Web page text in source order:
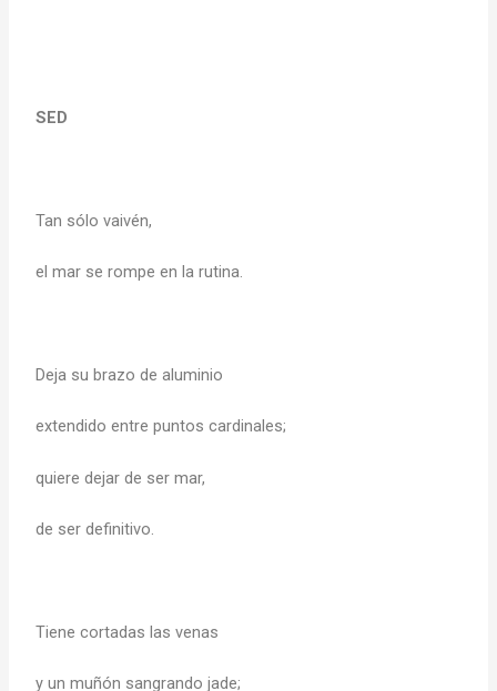
SED
Tan sólo vaivén,
el mar se rompe en la rutina.
Deja su brazo de aluminio
extendido entre puntos cardinales;
quiere dejar de ser mar,
de ser definitivo.
Tiene cortadas las venas
y un muñón sangrando jade;